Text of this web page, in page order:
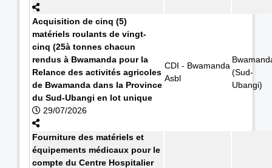
Acquisition de cinq (5)
matériels roulants de vingt-
cinq (25à tonnes chacun
rendus à Bwamanda pour la
Relance des activités agricoles
de Bwamanda dans la Province
du Sud-Ubangi en lot unique
29/07/2026
CDI - Bwamanda
Asbl
(Sud-
Ubangi)
Fourniture des matériels et
équipements médicaux pour le
compte du Centre Hospitalier